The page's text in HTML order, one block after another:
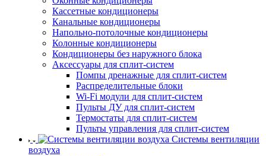
Кассетные кондиционеры
Канальные кондиционеры
Напольно-потолочные кондиционеры
Колонные кондиционеры
Кондиционеры без наружного блока
Аксессуары для сплит-систем
Помпы дренажные для сплит-систем
Распределительные блоки
Wi-Fi модули для сплит-систем
Пульты ДУ для сплит-систем
Термостаты для сплит-систем
Пульты управления для сплит-систем
Системы вентиляции
воздуха